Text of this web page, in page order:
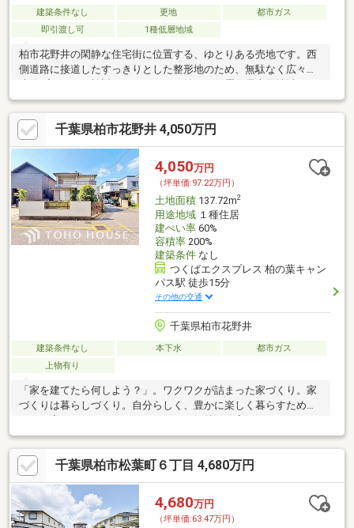
建築条件なし 更地
都市ガス
即引渡し可
1種低層地域
柏市花野井の閑静な住宅街に位置する、ゆとりある売地です。西
側道路に接道したすっきりとした整形地のため、無駄なく広々と
りながら建ぺい率60％・容積率150％となっており、ご希望の間
取りを叶えやすい環境です。「東花野井第一公園」も近く、緑の
潤いを感じられる住環境も魅力です。【交通】常磐線「柏」駅よ
りバス17分、「花野井入口」バス停下車徒歩4分建築条件はござ
いません。お好みの工務店で自由なマイホーム建築をお楽しみく
ださい。
千葉県柏市花野井 4,050万円
4,050万円
（坪単価:97.22万円）
土地面積137.72m2
用途地域１種住居
建ぺい率60%
容積率200%
建築条件なし
つくばエクスプレス 柏の葉キャン
パス駅 徒歩15分
その他の交通
千葉県柏市花野井
建築条件なし 本下水
都市ガス
上物有り
「家を建てたら何しよう？」。ワクワクが詰まった家づくり。家
づくりは暮らしづくり。自分らしく、豊かに楽しく暮らすため
に、丁寧にかたちにしたい。そんなお気持ちに寄り添い、形にし
ていくお手伝いを致します！
千葉県柏市松葉町６丁目 4,680万円
4,680万円
（坪単価:63.47万円）